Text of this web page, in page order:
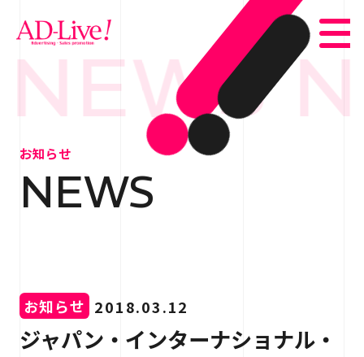
TOP
NEWS お知らせ
WORKS 事例紹介
お知らせ
NEWS
お知らせ 2018.03.12
ジャパン・インターナショナル・